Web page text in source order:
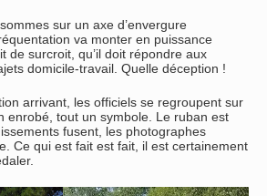
sur un axe d’envergure
va monter en puissance
de surcroit, qu’il doit répondre aux
domicile-travail. Quelle déception !
arrivant, les officiels se regroupent sur
enrobé, tout un symbole. Le ruban est
fusent, les photographes
Ce qui est fait est fait, il est certainement